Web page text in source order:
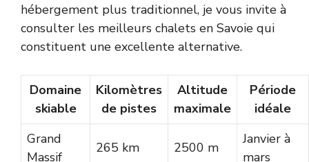
hébergement plus traditionnel, je vous invite à
consulter les meilleurs chalets en Savoie qui
constituent une excellente alternative.
Domaine
skiable
Kilomètres
de pistes
Altitude
maximale
Période
idéale
Grand
Massif
265 km 2500 m
Janvier à
mars